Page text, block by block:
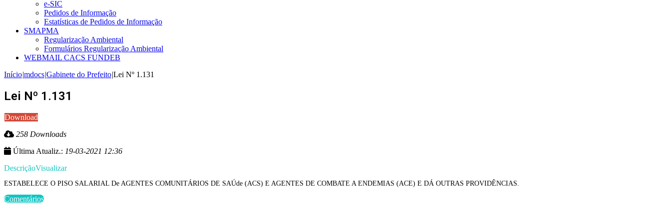
e-SIC
Pedidos de Informação
Estatísticas de Pedidos de Informação
SMAPMA
Regularização Ambiental
Formulários Regularização Ambiental
WEBMAIL CACS FUNDEB
Início|mdocs|Gabinete do Prefeito|Lei Nº 1.131
Lei Nº 1.131
Download
258 Downloads
Última Atualiz.: 19-03-2021 12:36
DescriçãoVisualizar
ESTABELECE O PISO SALARIAL De AGENTES COMUNITÁRIOS DE SAÚde (ACS) E AGENTES DE COMBATE A ENDEMIAS (ACE) E DÁ OUTRAS PROVIDÊNCIAS.
Comentários